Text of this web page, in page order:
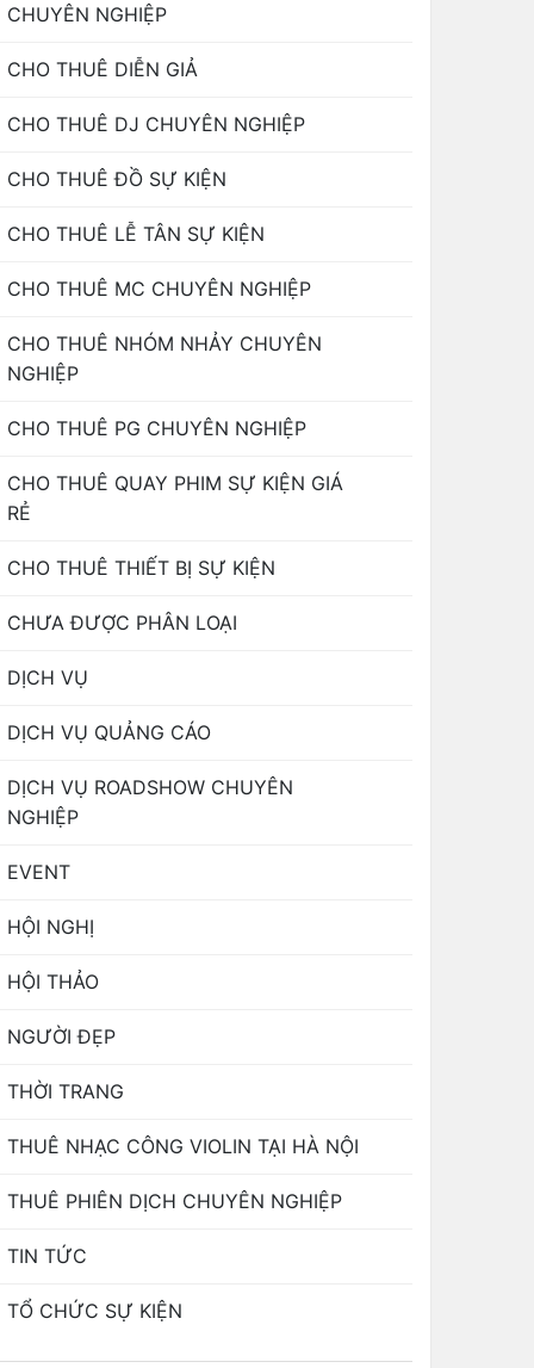
CHUYÊN NGHIỆP
CHO THUÊ DIỄN GIẢ
CHO THUÊ DJ CHUYÊN NGHIỆP
CHO THUÊ ĐỒ SỰ KIỆN
CHO THUÊ LỄ TÂN SỰ KIỆN
CHO THUÊ MC CHUYÊN NGHIỆP
CHO THUÊ NHÓM NHẢY CHUYÊN
NGHIỆP
CHO THUÊ PG CHUYÊN NGHIỆP
CHO THUÊ QUAY PHIM SỰ KIỆN GIÁ
RẺ
CHO THUÊ THIẾT BỊ SỰ KIỆN
CHƯA ĐƯỢC PHÂN LOẠI
DỊCH VỤ
DỊCH VỤ QUẢNG CÁO
DỊCH VỤ ROADSHOW CHUYÊN
NGHIỆP
EVENT
HỘI NGHỊ
HỘI THẢO
NGƯỜI ĐẸP
THỜI TRANG
THUÊ NHẠC CÔNG VIOLIN TẠI HÀ NỘI
THUÊ PHIÊN DỊCH CHUYÊN NGHIỆP
TIN TỨC
TỔ CHỨC SỰ KIỆN